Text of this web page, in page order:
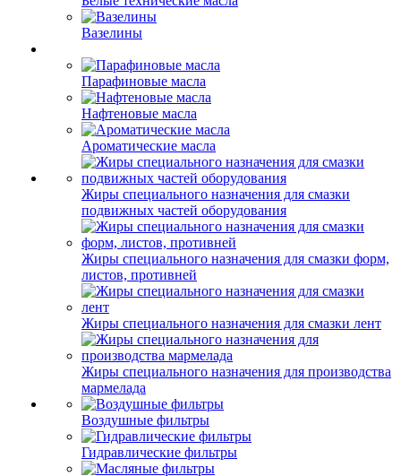
Вазелины
Парафиновые масла
Нафтеновые масла
Ароматические масла
Жиры специального назначения для смазки
подвижных частей оборудования
Жиры специального назначения для смазки форм,
листов, противней
Жиры специального назначения для смазки лент
Жиры специального назначения для производства
мармелада
Воздушные фильтры
Гидравлические фильтры